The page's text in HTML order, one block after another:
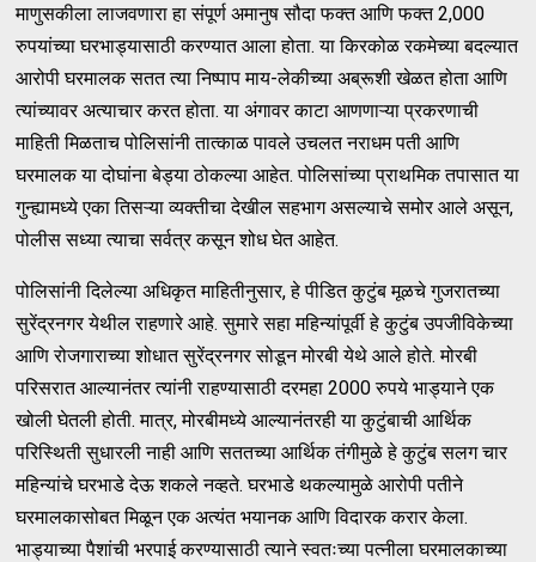
माणुसकीला लाजवणारा हा संपूर्ण अमानुष सौदा फक्त आणि फक्त 2,000
रुपयांच्या घरभाड्यासाठी करण्यात आला होता. या किरकोळ रकमेच्या बदल्यात
आरोपी घरमालक सतत त्या निष्पाप माय-लेकीच्या अब्रूशी खेळत होता आणि
त्यांच्यावर अत्याचार करत होता. या अंगावर काटा आणणाऱ्या प्रकरणाची
माहिती मिळताच पोलिसांनी तात्काळ पावले उचलत नराधम पती आणि
घरमालक या दोघांना बेड्या ठोकल्या आहेत. पोलिसांच्या प्राथमिक तपासात या
गुन्ह्यामध्ये एका तिसऱ्या व्यक्तीचा देखील सहभाग असल्याचे समोर आले असून,
पोलीस सध्या त्याचा सर्वत्र कसून शोध घेत आहेत.
पोलिसांनी दिलेल्या अधिकृत माहितीनुसार, हे पीडित कुटुंब मूळचे गुजरातच्या
सुरेंद्रनगर येथील राहणारे आहे. सुमारे सहा महिन्यांपूर्वी हे कुटुंब उपजीविकेच्या
आणि रोजगाराच्या शोधात सुरेंद्रनगर सोडून मोरबी येथे आले होते. मोरबी
परिसरात आल्यानंतर त्यांनी राहण्यासाठी दरमहा 2000 रुपये भाड्याने एक
खोली घेतली होती. मात्र, मोरबीमध्ये आल्यानंतरही या कुटुंबाची आर्थिक
परिस्थिती सुधारली नाही आणि सततच्या आर्थिक तंगीमुळे हे कुटुंब सलग चार
महिन्यांचे घरभाडे देऊ शकले नव्हते. घरभाडे थकल्यामुळे आरोपी पतीने
घरमालकासोबत मिळून एक अत्यंत भयानक आणि विदारक करार केला.
भाड्याच्या पैशांची भरपाई करण्यासाठी त्याने स्वतःच्या पत्नीला घरमालकाच्या